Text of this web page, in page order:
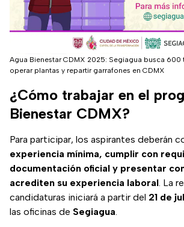
Agua Bienestar CDMX 2025: Segiagua busca 600
operar plantas y repartir garrafones en CDMX
¿Cómo trabajar en el
Bienestar CDMX?
Para participar, los aspirantes deberán
experiencia mínima, cumplir con
documentación oficial y presentar
acrediten su experiencia laboral . La
candidaturas iniciará a partir del 21 de
las oficinas de Segiagua